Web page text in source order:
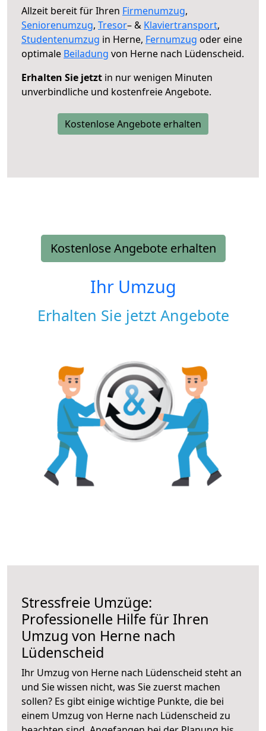
Allzeit bereit für Ihren Firmenumzug,
Seniorenumzug, Tresor– & Klaviertransport,
Studentenumzug in Herne, Fernumzug oder eine
optimale Beiladung von Herne nach Lüdenscheid.
Erhalten Sie jetzt in nur wenigen Minuten
unverbindliche und kostenfreie Angebote.
Kostenlose Angebote erhalten
Kostenlose Angebote erhalten
Ihr Umzug
Erhalten Sie jetzt Angebote
Stressfreie Umzüge:
Professionelle Hilfe für Ihren
Umzug von Herne nach
Lüdenscheid
Ihr Umzug von Herne nach Lüdenscheid steht an
und Sie wissen nicht, was Sie zuerst machen
sollen? Es gibt einige wichtige Punkte, die bei
einem Umzug von Herne nach Lüdenscheid zu